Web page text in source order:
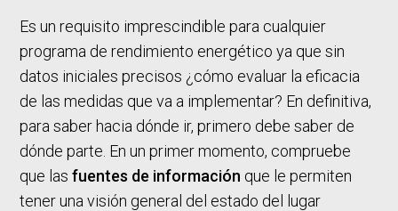
Es un requisito imprescindible para cualquier
programa de rendimiento energético ya que sin
datos iniciales precisos ¿cómo evaluar la eficacia
de las medidas que va a implementar? En definitiva,
para saber hacia dónde ir, primero debe saber de
dónde parte. En un primer momento, compruebe
que las fuentes de información que le permiten
tener una visión general del estado del lugar